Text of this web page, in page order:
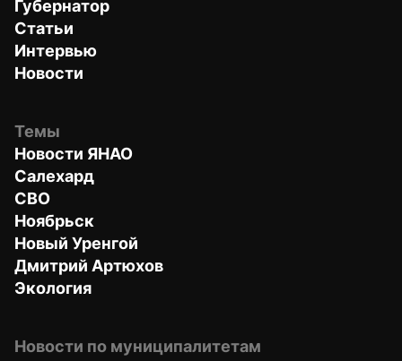
Губернатор
Статьи
Интервью
Новости
Темы
Новости ЯНАО
Салехард
СВО
Ноябрьск
Новый Уренгой
Дмитрий Артюхов
Экология
Новости по муниципалитетам